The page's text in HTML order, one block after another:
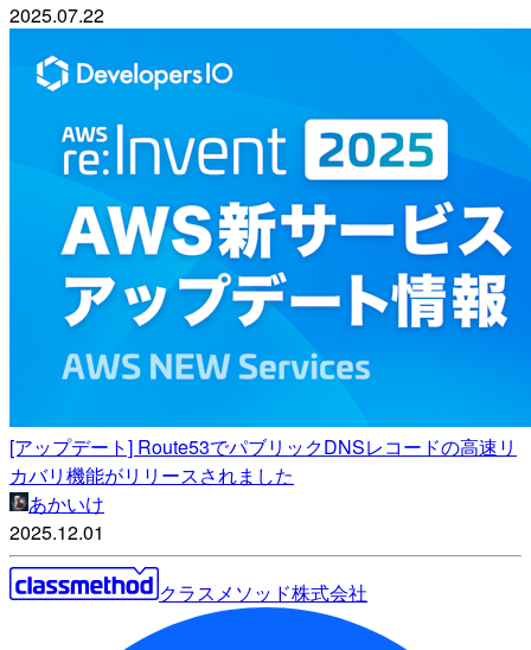
2025.07.22
[アップデート] Route53でパブリックDNSレコードの高速リ
カバリ機能がリリースされました
あかいけ
2025.12.01
クラスメソッド株式会社